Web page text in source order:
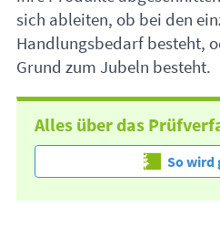
sich ableiten, ob bei den
Handlungsbedarf besteht,
Grund zum Jubeln besteht.
Alles über das
So wird